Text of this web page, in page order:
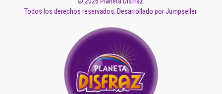
Todos los derechos reservados. Desarrollado por Jumpseller.